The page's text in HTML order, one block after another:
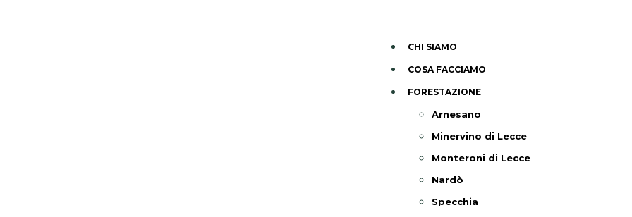
CHI SIAMO
COSA FACCIAMO
FORESTAZIONE
Arnesano
Minervino di Lecce
Monteroni di Lecce
Nardò
Specchia